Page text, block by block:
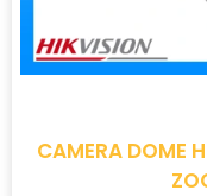
CAMERA DOME